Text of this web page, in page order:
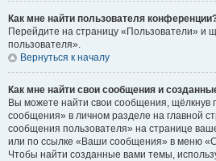
Как мне найти пользователя
Перейдите на страницу «Пользователи» и
пользователя».
Вернуться к началу
Как мне найти свои сообщения и
Вы можете найти свои сообщения, щёлкнув
сообщения» в личном разделе на главной
сообщения пользователя» на странице
или по ссылке «Ваши сообщения» в меню
Чтобы найти созданные вами темы,